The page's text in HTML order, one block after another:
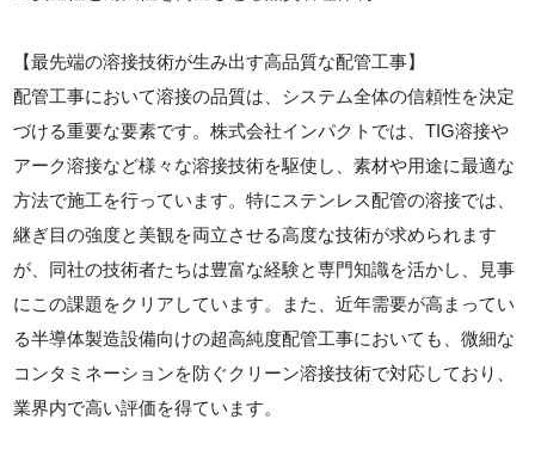
【最先端の溶接技術が生み出す高品質な配管工事】
配管工事において溶接の品質は、システム全体の信頼性を決定
づける重要な要素です。株式会社インパクトでは、TIG溶接や
アーク溶接など様々な溶接技術を駆使し、素材や用途に最適な
方法で施工を行っています。特にステンレス配管の溶接では、
継ぎ目の強度と美観を両立させる高度な技術が求められます
が、同社の技術者たちは豊富な経験と専門知識を活かし、見事
にこの課題をクリアしています。また、近年需要が高まってい
る半導体製造設備向けの超高純度配管工事においても、微細な
コンタミネーションを防ぐクリーン溶接技術で対応しており、
業界内で高い評価を得ています。